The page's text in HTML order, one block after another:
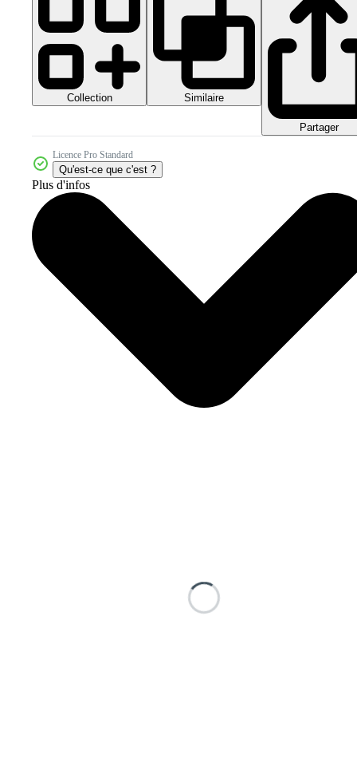
Collection Similaire
Partager
Licence Pro Standard
Qu'est-ce que c'est ?
Plus d'infos